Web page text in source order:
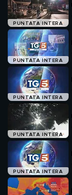
PUNTATA INTERA
PUNTATA INTERA
PUNTATA INTERA
PUNTATA INTERA
PUNTATA INTERA